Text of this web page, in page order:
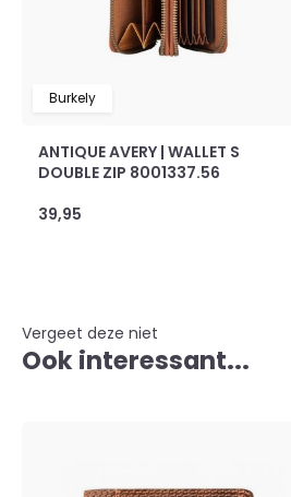
Burkely
ANTIQUE AVERY | WALLET S
DOUBLE ZIP 8001337.56
39,95
Vergeet deze niet
Ook interessant...